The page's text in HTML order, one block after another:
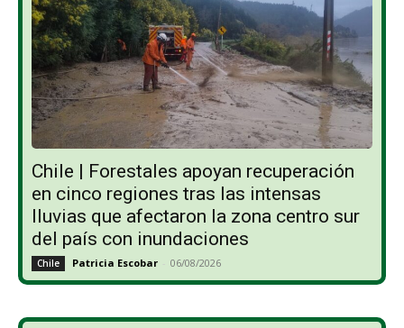
Chile | Forestales apoyan recuperación
en cinco regiones tras las intensas
lluvias que afectaron la zona centro sur
del país con inundaciones
Chile Patricia Escobar - 06/08/2026